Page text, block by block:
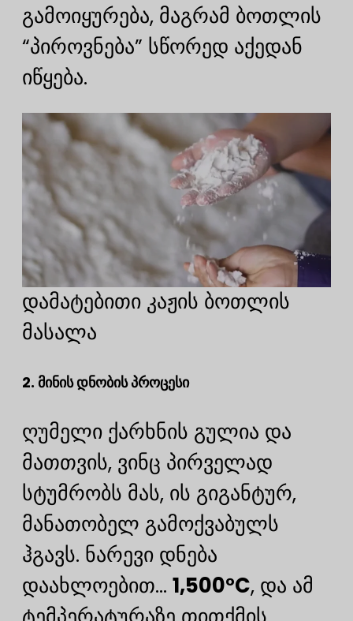
გამოიყურება, მაგრამ ბოთლის
“პიროვნება” სწორედ აქედან
იწყება.
დამატებითი კაჟის ბოთლის
მასალა
2. მინის დნობის პროცესი
ღუმელი ქარხნის გულია და
მათთვის, ვინც პირველად
სტუმრობს მას, ის გიგანტურ,
მანათობელ გამოქვაბულს
ჰგავს. ნარევი დნება
დაახლოებით... 1,500°C, და ამ